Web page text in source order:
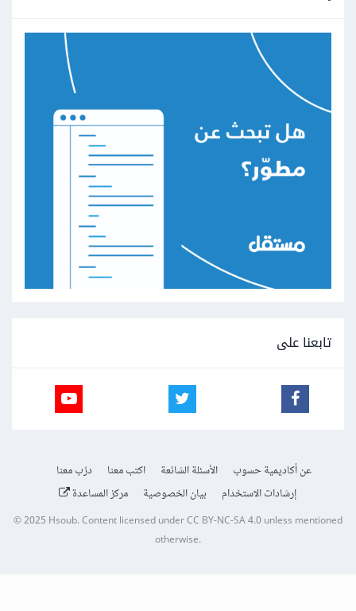
تابعنا على
عن أكاديمية حسوب الأسئلة الشائعة اكتب معنا
درّب معنا
إرشادات الاستخدام
بيان الخصوصية مركز المساعدة
© 2025 Hsoub.Content licensed underCC BY-NC-SA 4.0unless mentioned
otherwise.